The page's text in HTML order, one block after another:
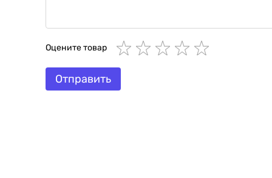
Оцените товар
Отправить